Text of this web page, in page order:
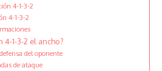
4-1-3-2
4-1-3-2
1-3-2 el ancho?
del oponente
de ataque